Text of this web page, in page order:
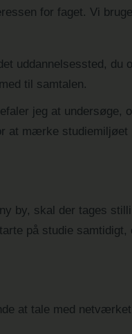
for faget. Vi
uddannelsessted, du
til samtalen.
jeg at undersøge,
at mærke studiemiljøet
by, skal der tages
på studie samtidigt,
at tale med